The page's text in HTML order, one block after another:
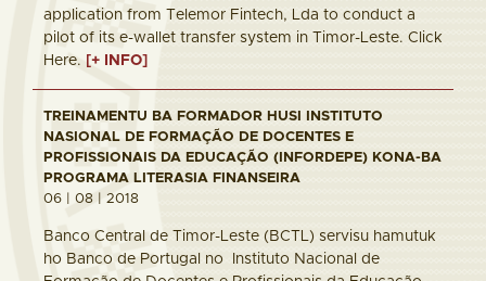
application from Telemor Fintech, Lda to conduct a
pilot of its e-wallet transfer system in Timor-Leste. Click
Here. [+ INFO]
TREINAMENTU BA FORMADOR HUSI INSTITUTO
NASIONAL DE FORMAÇÃO DE DOCENTES E
PROFISSIONAIS DA EDUCAÇÃO (INFORDEPE) KONA-BA
PROGRAMA LITERASIA FINANSEIRA
06 | 08 | 2018
Banco Central de Timor-Leste (BCTL) servisu hamutuk
ho Banco de Portugal no Instituto Nacional de